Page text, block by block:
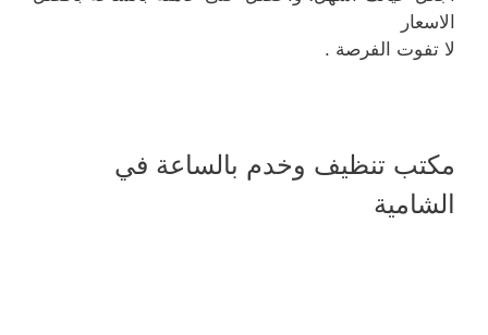
الاسعار
لا تفوت الفرصة .
مكتب تنظيف وخدم بالساعة في
الشامية